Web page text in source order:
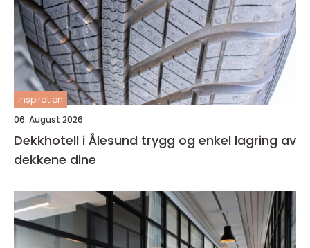
inspiration
06. August 2026
Dekkhotell i Ålesund trygg og enkel lagring av
dekkene dine